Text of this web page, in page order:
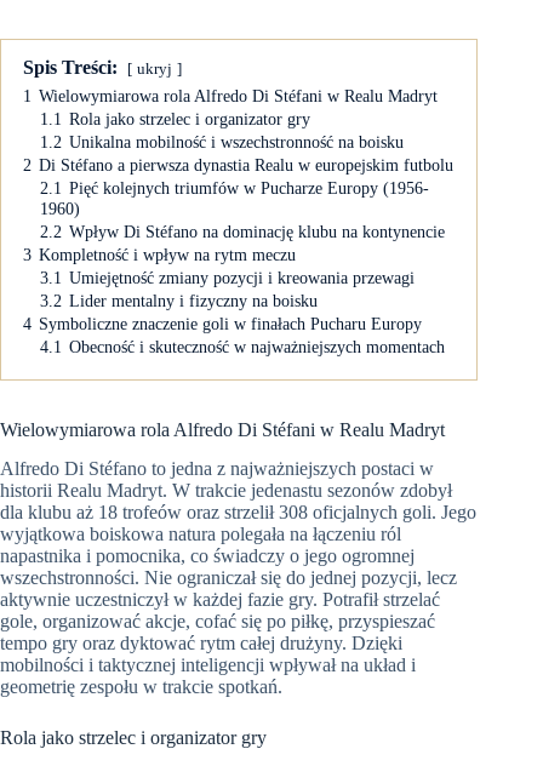
Spis Treści: ukryj
1 Wielowymiarowa rola Alfredo Di Stéfani w Realu Madryt
1.1 Rola jako strzelec i organizator gry
1.2 Unikalna mobilność i wszechstronność na boisku
2 Di Stéfano a pierwsza dynastia Realu w europejskim futbolu
2.1 Pięć kolejnych triumfów w Pucharze Europy (1956-
1960)
2.2 Wpływ Di Stéfano na dominację klubu na kontynencie
3 Kompletność i wpływ na rytm meczu
3.1 Umiejętność zmiany pozycji i kreowania przewagi
3.2 Lider mentalny i fizyczny na boisku
4 Symboliczne znaczenie goli w finałach Pucharu Europy
4.1 Obecność i skuteczność w najważniejszych momentach
Wielowymiarowa rola Alfredo Di Stéfani w Realu Madryt
Alfredo Di Stéfano to jedna z najważniejszych postaci w
historii Realu Madryt. W trakcie jedenastu sezonów zdobył
dla klubu aż 18 trofeów oraz strzelił 308 oficjalnych goli. Jego
wyjątkowa boiskowa natura polegała na łączeniu ról
napastnika i pomocnika, co świadczy o jego ogromnej
wszechstronności. Nie ograniczał się do jednej pozycji, lecz
aktywnie uczestniczył w każdej fazie gry. Potrafił strzelać
gole, organizować akcje, cofać się po piłkę, przyspieszać
tempo gry oraz dyktować rytm całej drużyny. Dzięki
mobilności i taktycznej inteligencji wpływał na układ i
geometrię zespołu w trakcie spotkań.
Rola jako strzelec i organizator gry